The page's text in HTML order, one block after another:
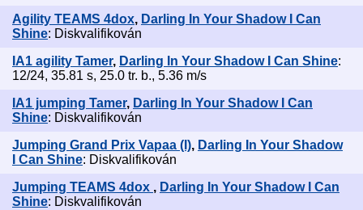
Agility TEAMS 4dox, Darling In Your Shadow I Can
Shine: Diskvalifikován
IA1 agility Tamer, Darling In Your Shadow I Can Shine:
12/24, 35.81 s, 25.0 tr. b., 5.36 m/s
IA1 jumping Tamer, Darling In Your Shadow I Can
Shine: Diskvalifikován
Jumping Grand Prix Vapaa (I), Darling In Your Shadow
I Can Shine: Diskvalifikován
Jumping TEAMS 4dox , Darling In Your Shadow I Can
Shine: Diskvalifikován